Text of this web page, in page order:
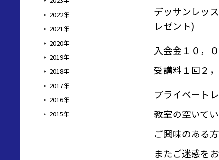
2022年
2021年
2020年
2019年
2018年
2017年
2016年
2015年
デッサンレッ
レゼント)
入会金１０，
受講料１回２
プライベート
教室の空いて
ご興味のある
またご迷惑を